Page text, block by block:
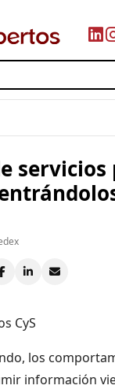
servicios
los
información